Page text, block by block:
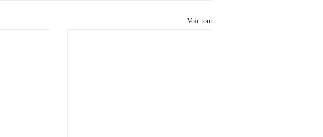
Voir tout